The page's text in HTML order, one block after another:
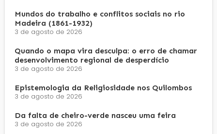
Mundos do trabalho e conflitos sociais no rio
Madeira (1861-1932)
3 de agosto de 2026
Quando o mapa vira desculpa: o erro de chamar
desenvolvimento regional de desperdício
3 de agosto de 2026
Epistemologia da Religiosidade nos Quilombos
3 de agosto de 2026
Da falta de cheiro-verde nasceu uma feira
3 de agosto de 2026